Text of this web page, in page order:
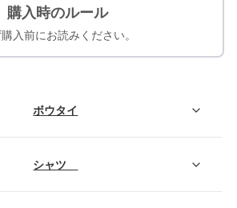
購入時のルール
入前にお読みください。
ボウタイ
シャツ